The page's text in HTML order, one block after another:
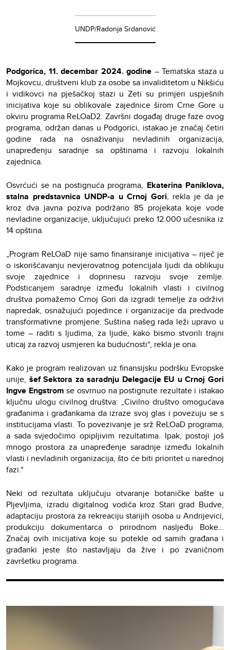
UNDP/Radonja Srdanović
Podgorica, 11. decembar 2024. godine – Tematska staza u
Mojkovcu, društveni klub za osobe sa invaliditetom u Nikšiću
i vidikovci na pješačkoj stazi u Zeti su primjeri uspješnih
inicijativa koje su oblikovale zajednice širom Crne Gore u
okviru programa ReLOaD2. Završni događaj druge faze ovog
programa, održan danas u Podgorici, istakao je značaj četiri
godine rada na osnaživanju nevladinih organizacija,
unapređenju saradnje sa opštinama i razvoju lokalnih
zajednica.
Osvrćući se na postignuća programa, Ekaterina Paniklova,
stalna predstavnica UNDP-a u Crnoj Gori, rekla je da je
kroz dva javna poziva podržano 85 projekata koje vode
nevladine organizacije, uključujući preko 12.000 učesnika iz
14 opština.
„Program ReLOaD nije samo finansiranje inicijativa – riječ je
o iskorišćavanju nevjerovatnog potencijala ljudi da oblikuju
svoje zajednice i doprinesu razvoju svoje zemlje.
Podsticanjem saradnje između lokalnih vlasti i civilnog
društva pomažemo Crnoj Gori da izgradi temelje za održivi
napredak, osnažujući pojedince i organizacije da predvode
transformativne promjene. Suština našeg rada leži upravo u
tome – raditi s ljudima, za ljude, kako bismo stvorili trajni
uticaj za razvoj usmjeren ka budućnosti“, rekla je ona.
Kako je program realizovan uz finansijsku podršku Evropske
unije, šef Sektora za saradnju Delegacije EU u Crnoj Gori
Ingve Engstrom se osvrnuo na postignute rezultate i istakao
ključnu ulogu civilnog društva: „Civilno društvo omogućava
građanima i građankama da izraze svoj glas i povezuju se s
institucijama vlasti. To povezivanje je srž ReLOaD programa,
a sada svjedočimo opipljivim rezultatima. Ipak, postoji još
mnogo prostora za unapređenje saradnje između lokalnih
vlasti i nevladinih organizacija, što će biti prioritet u narednoj
fazi.“
Neki od rezultata uključuju otvaranje botaničke bašte u
Pljevljima, izradu digitalnog vodiča kroz Stari grad Budve,
adaptaciju prostora za rekreaciju starijih osoba u Andrijevici,
produkciju dokumentarca o prirodnom nasljeđu Boke…
Značaj ovih inicijativa koje su potekle od samih građana i
građanki jeste što nastavljaju da žive i po zvaničnom
završetku programa.